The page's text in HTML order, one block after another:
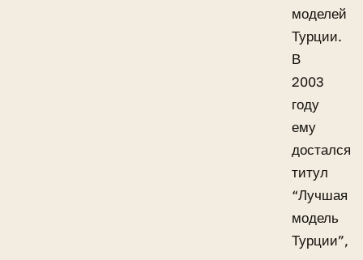
моделей
Турции.
В
2003
году
ему
достался
титул
“Лучшая
модель
Турции”,